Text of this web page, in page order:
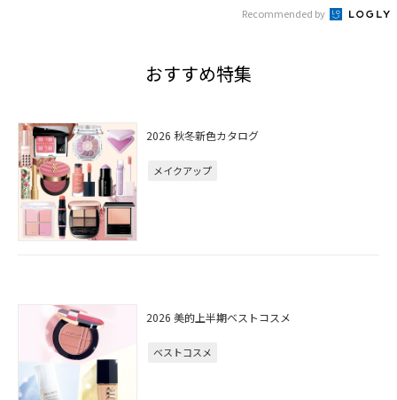
Recommended by
おすすめ特集
2026 秋冬新色カタログ
メイクアップ
2026 美的上半期ベストコスメ
ベストコスメ